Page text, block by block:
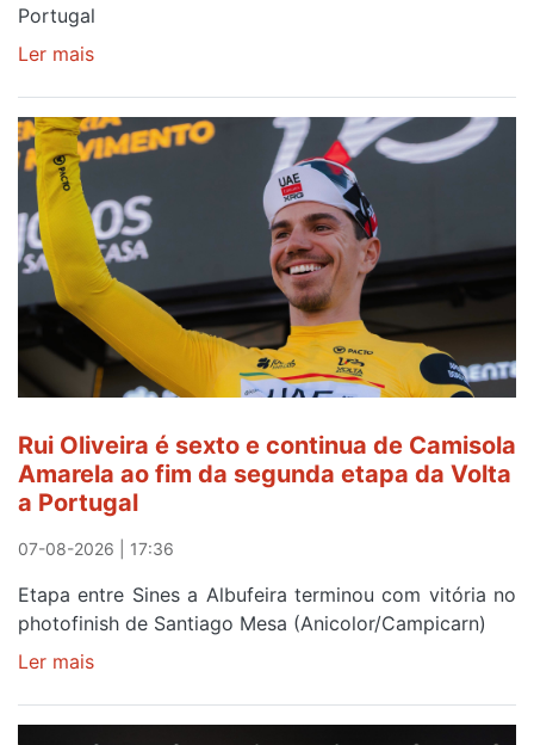
Portugal
Ler mais
continua
a
ser
do
gaiense
Rui
Oliveira
após
quinto
lugar
Beja
e
Elvas
Rui Oliveira é sexto e continua de Camisola
Amarela ao fim da segunda etapa da Volta
a Portugal
07-08-2026 | 17:36
Etapa entre Sines a Albufeira terminou com vitória no
photofinish de Santiago Mesa (Anicolor/Campicarn)
Ler mais
Oliveira